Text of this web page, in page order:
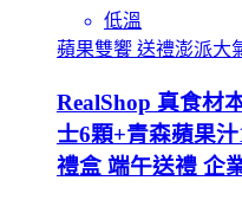
低溫
蘋果雙饗 送禮澎派大
RealShop 真食材
士6顆+青森蘋果
禮盒 端午送禮 企